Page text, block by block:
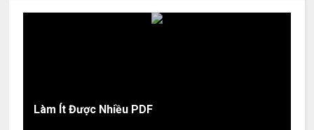
Làm Ít Được Nhiều PDF